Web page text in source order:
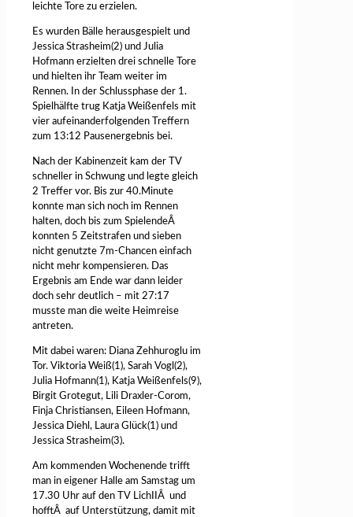
leichte Tore zu erzielen.
Es wurden Bälle herausgespielt und
Jessica Strasheim(2) und Julia
Hofmann erzielten drei schnelle Tore
und hielten ihr Team weiter im
Rennen. In der Schlussphase der 1.
Spielhälfte trug Katja Weißenfels mit
vier aufeinanderfolgenden Treffern
zum 13:12 Pausenergebnis bei.
Nach der Kabinenzeit kam der TV
schneller in Schwung und legte gleich
2 Treffer vor. Bis zur 40.Minute
konnte man sich noch im Rennen
halten, doch bis zum SpielendeÂ
konnten 5 Zeitstrafen und sieben
nicht genutzte 7m-Chancen einfach
nicht mehr kompensieren. Das
Ergebnis am Ende war dann leider
doch sehr deutlich – mit 27:17
musste man die weite Heimreise
antreten.
Mit dabei waren: Diana Zehhuroglu im
Tor. Viktoria Weiß(1), Sarah Vogl(2),
Julia Hofmann(1), Katja Weißenfels(9),
Birgit Grotegut, Lili Draxler-Corom,
Finja Christiansen, Eileen Hofmann,
Jessica Diehl, Laura Glück(1) und
Jessica Strasheim(3).
Am kommenden Wochenende trifft
man in eigener Halle am Samstag um
17.30 Uhr auf den TV LichIIÂ und
hofftÂ auf Unterstützung, damit mit